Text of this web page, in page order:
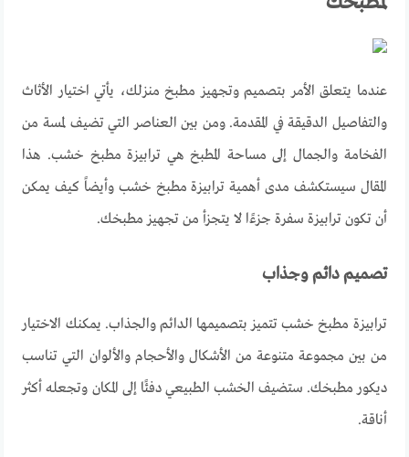
عندما يتعلق الأمر بتصميم وتجهيز مطبخ منزلك، يأتي اختيار الأثاث
والتفاصيل الدقيقة في المقدمة.ومن بين العناصر التي تضيف لمسة من
الفخامة والجمال إلى مساحة المطبخ هي ترابيزة مطبخ خشب. هذا
المقال سيستكشف مدى أهمية ترابيزة مطبخ خشب وأيضاً كيف يمكن
أن تكون ترابيزة سفرة جزءًا لا يتجزأ من تجهيز مطبخك.
تصميم دائم وجذاب
ترابيزة مطبخ خشب تتميز بتصميمها الدائم والجذاب. يمكنك الاختيار
من بين مجموعة متنوعة من الأشكال والأحجام والألوان التي تناسب
ديكور مطبخك. ستضيف الخشب الطبيعي دفئًا إلى المكان وتجعله أكثر
أناقة.